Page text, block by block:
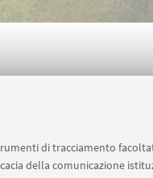
di tracciamento
della comunicazione